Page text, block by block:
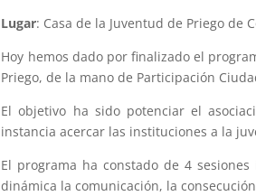
Lugar: Casa de la Juventud de Priego de
Hoy hemos dado por finalizado el
Priego, de la mano de Participación
El objetivo ha sido potenciar el
instancia acercar las instituciones a la
El programa ha constado de 4
dinámica la comunicación, la